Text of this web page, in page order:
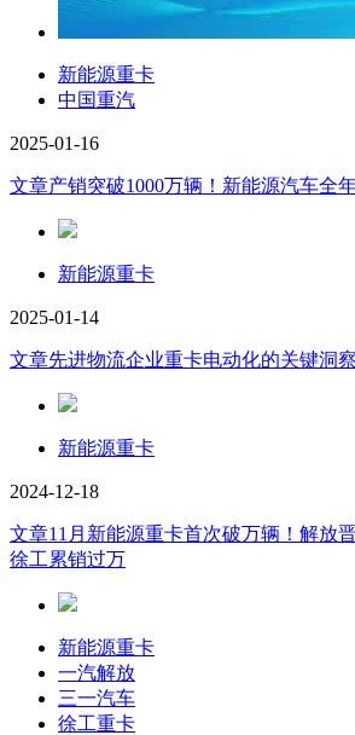
新能源重卡
中国重汽
2025-01-16
文章产销突破1000万辆！新能源汽车全
新能源重卡
2025-01-14
文章先进物流企业重卡电动化的关键洞
新能源重卡
2024-12-18
文章11月新能源重卡首次破万辆！解放
徐工累销过万
新能源重卡
一汽解放
三一汽车
徐工重卡